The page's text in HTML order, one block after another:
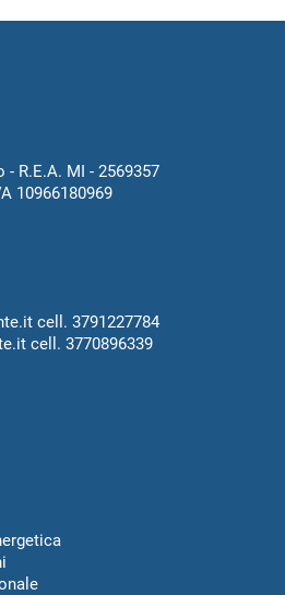
R.E.A. MI - 2569357
10966180969
cell. 3791227784
cell. 3770896339